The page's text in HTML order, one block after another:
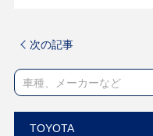
次の記事
TOYOTA